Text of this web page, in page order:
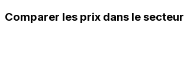
Comparer les prix dans le secteur